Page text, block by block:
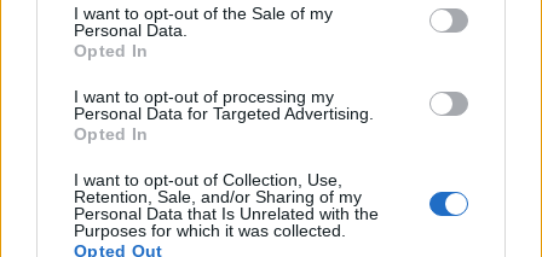
I want to opt-out of the Sale of my
Personal Data.
Opted In
I want to opt-out of processing my
Personal Data for Targeted Advertising.
Opted In
I want to opt-out of Collection, Use,
Retention, Sale, and/or Sharing of my
Personal Data that Is Unrelated with the
Purposes for which it was collected.
Opted Out
Il precedente del salario minimo
Il punto politico vero è che non si tratta di un
episodio isolato. Il precedente della proposta sul
salario minimo
lo dimostra. Anche in quel caso
le opposizioni avevano costruito una misura
rigida, con una soglia legale unica di 9 euro l’ora,